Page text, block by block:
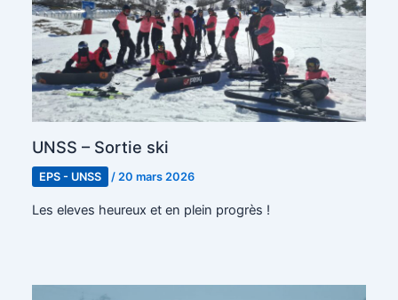
UNSS – Sortie ski
EPS - UNSS /20 mars 2026
Les eleves heureux et en plein progrès !